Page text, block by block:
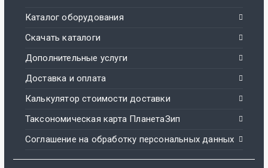
Каталог оборудования
Скачать каталоги
Дополнительные услуги
Доставка и оплата
Калькулятор стоимости доставки
Таксономическая карта ПланетаЗип
Соглашение на обработку персональных данных